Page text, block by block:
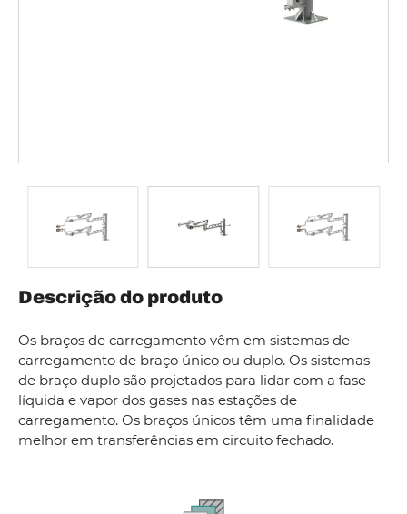
Descrição do produto
Os braços de carregamento vêm em sistemas de
carregamento de braço único ou duplo. Os sistemas
de braço duplo são projetados para lidar com a fase
líquida e vapor dos gases nas estações de
carregamento. Os braços únicos têm uma finalidade
melhor em transferências em circuito fechado.